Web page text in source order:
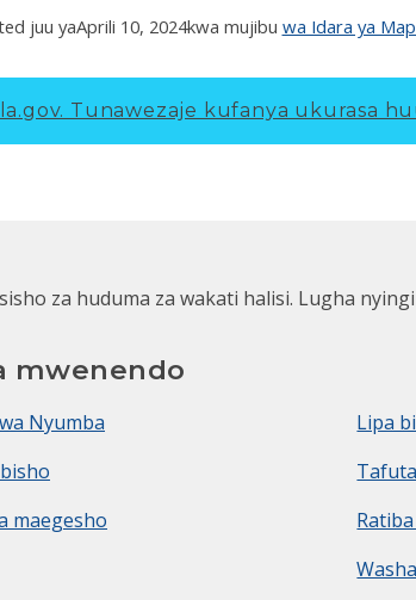
juu yaAprili 10, 2024kwa mujibu wa Idara ya
Tunawezaje kufanya ukurasa
za huduma za wakati halisi. Lugha
mwenendo
Nyumba
maegesho
Lipa